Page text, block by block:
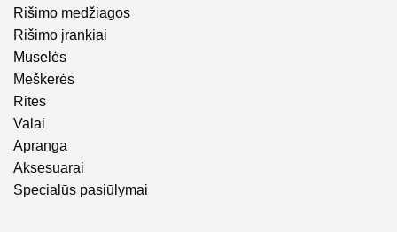
Rišimo medžiagos
Rišimo įrankiai
Muselės
Meškerės
Ritės
Valai
Apranga
Aksesuarai
Specialūs pasiūlymai